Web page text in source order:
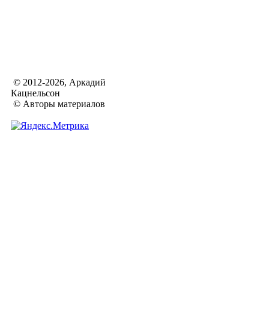
© 2012-2026, Аркадий
Кацнельсон
© Авторы материалов